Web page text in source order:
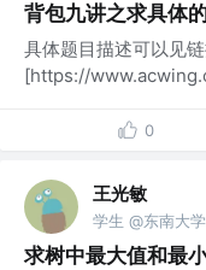
背包九讲之求具体
具体题目描述可以见
[https://
0
王光敏
学生 @东南大学
求树中最大值和最